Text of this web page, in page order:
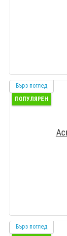
Бърз поглед
ПОПУЛЯРЕН
Бърз поглед